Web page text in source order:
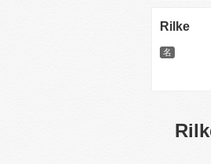
Rilke
名